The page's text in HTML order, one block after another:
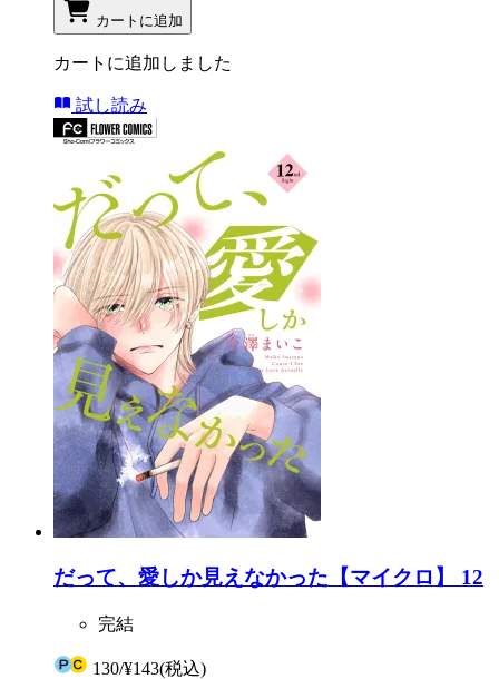
カートに追加
カートに追加しました
試し読み
だって、愛しか見えなかった【マイクロ】 12
完結
130/¥143(税込)